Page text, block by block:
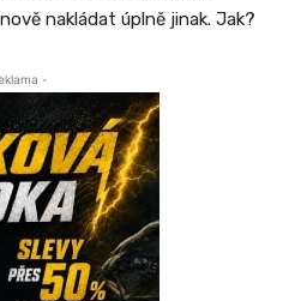
nakládat úplně jinak. Jak?
-